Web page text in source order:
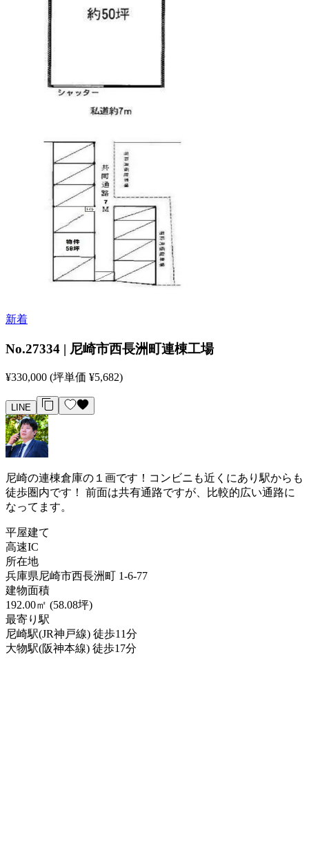
新着
No.27334 | 尼崎市西長洲町連棟工場
¥330,000 (坪単価 ¥5,682)
LINE
尼崎の連棟倉庫の１画です！コンビニも近くにあり駅からも
徒歩圏内です！ 前面は共有通路ですが、比較的広い通路に
なってます。
平屋建て
高速IC
所在地
兵庫県尼崎市西長洲町 1-6-77
建物面積
192.00㎡ (58.08坪)
最寄り駅
尼崎駅(JR神戸線) 徒歩11分
大物駅(阪神本線) 徒歩17分